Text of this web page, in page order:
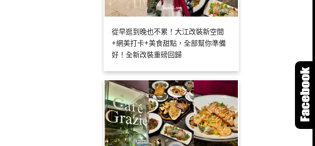
從早逛到晚也不累！大江改裝新空間
+網美打卡+美食甜點，全部幫你準備
好！全新改裝重磅回歸